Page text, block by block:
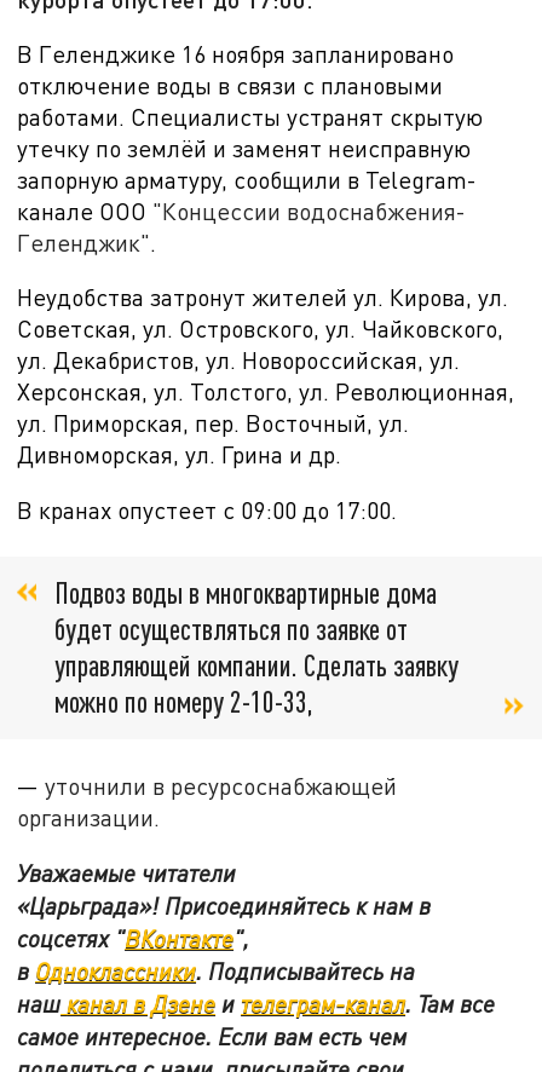
В Геленджике 16 ноября запланировано
отключение воды в связи с плановыми
работами. Специалисты устранят скрытую
утечку по землёй и заменят неисправную
запорную арматуру, сообщили в Telegram-
канале ООО "Концессии водоснабжения-
Геленджик".
Неудобства затронут жителей ул. Кирова, ул.
Советская, ул. Островского, ул. Чайковского,
ул. Декабристов, ул. Новороссийская, ул.
Херсонская, ул. Толстого, ул. Революционная,
ул. Приморская, пер. Восточный, ул.
Дивноморская, ул. Грина и др.
В кранах опустеет с 09:00 до 17:00.
Подвоз воды в многоквартирные дома
будет осуществляться по заявке от
управляющей компании. Сделать заявку
можно по номеру 2-10-33,
—уточнили в ресурсоснабжающей
организации.
Уважаемые читатели
«Царьграда»! Присоединяйтесь к нам в
соцсетях "ВКонтакте",
в Одноклассники. Подписывайтесь на
наш канал в Дзене и телеграм-канал. Там все
самое интересное. Если вам есть чем